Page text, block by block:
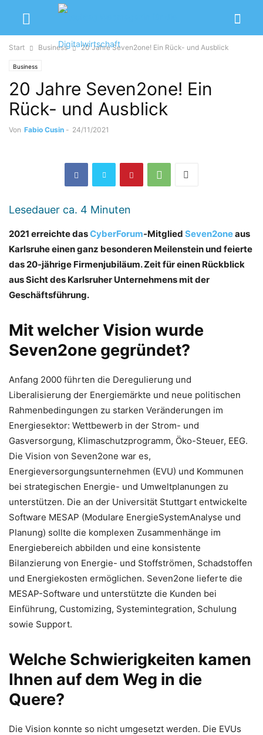
Start Business 20 Jahre Seven2one! Ein Rück- und Ausblick
Business
20 Jahre Seven2one! Ein
Rück- und Ausblick
Von Fabio Cusin - 24/11/2021
Lesedauer ca. 4 Minuten
2021 erreichte dasCyberForum-Mitglied Seven2oneaus
Karlsruhe einen ganz besonderen Meilenstein und feierte
das 20-jährige Firmenjubiläum. Zeit für einen Rückblick
aus Sicht des Karlsruher Unternehmens mit der
Geschäftsführung.
Mit welcher Vision wurde
Seven2one gegründet?
Anfang 2000 führten die Deregulierung und
Liberalisierung der Energiemärkte und neue politischen
Rahmenbedingungen zu starken Veränderungen im
Energiesektor: Wettbewerb in der Strom- und
Gasversorgung, Klimaschutzprogramm, Öko-Steuer, EEG.
Die Vision von Seven2one war es,
Energieversorgungsunternehmen (EVU) und Kommunen
bei strategischen Energie- und Umweltplanungen zu
unterstützen. Die an der Universität Stuttgart entwickelte
Software MESAP (Modulare EnergieSystemAnalyse und
Planung) sollte die komplexen Zusammenhänge im
Energiebereich abbilden und eine konsistente
Bilanzierung von Energie- und Stoffströmen, Schadstoffen
und Energiekosten ermöglichen. Seven2one lieferte die
MESAP-Software und unterstützte die Kunden bei
Einführung, Customizing, Systemintegration, Schulung
sowie Support.
Welche Schwierigkeiten kamen
Ihnen auf dem Weg in die
Quere?
Die Vision konnte so nicht umgesetzt werden. Die EVUs